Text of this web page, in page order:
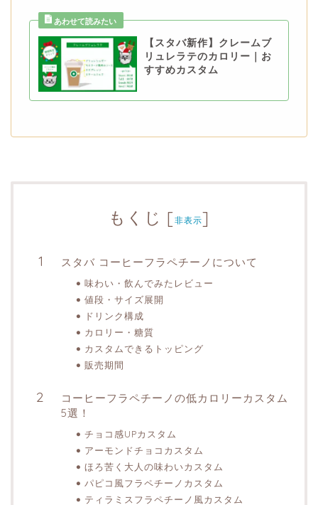
【スタバ新作】クレームブ
リュレラテのカロリー｜お
すすめカスタム
もくじ [非表示]
スタバ コーヒーフラペチーノについて
味わい・飲んでみたレビュー
値段・サイズ展開
ドリンク構成
カロリー・糖質
カスタムできるトッピング
販売期間
コーヒーフラペチーノの低カロリーカスタム
5選！
チョコ感UPカスタム
アーモンドチョコカスタム
ほろ苦く大人の味わいカスタム
パピコ風フラペチーノカスタム
ティラミスフラペチーノ風カスタム